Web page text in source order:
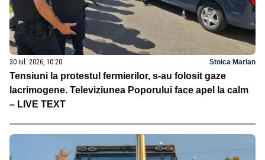
30 iul. 2026, 10:20 Stoica Marian
Tensiuni la protestul fermierilor, s-au folosit gaze
lacrimogene. Televiziunea Poporului face apel la calm
– LIVE TEXT